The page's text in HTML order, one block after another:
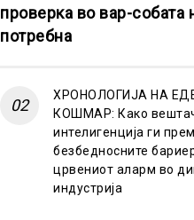
проверка во вар-собата
потребна
ХРОНОЛОГИЈА НА
КОШМАР: Како
интелигенција ги
безбедносните
црвениот аларм во
индустрија